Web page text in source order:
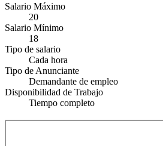
Salario Máximo
20
Salario Mínimo
18
Tipo de salario
Cada hora
Tipo de Anunciante
Demandante de empleo
Disponibilidad de Trabajo
Tiempo completo